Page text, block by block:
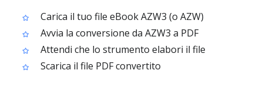
Carica il tuo file eBook AZW3 (o AZW)
Avvia la conversione da AZW3 a PDF
Attendi che lo strumento elabori il file
Scarica il file PDF convertito